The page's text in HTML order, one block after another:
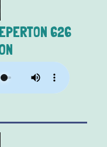
626